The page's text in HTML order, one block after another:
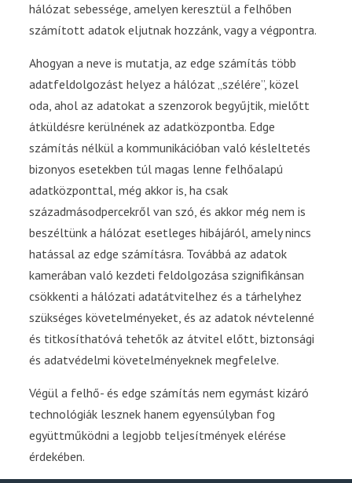
hálózat sebessége, amelyen keresztül a felhőben
számított adatok eljutnak hozzánk, vagy a végpontra.
Ahogyan a neve is mutatja, az edge számítás több
adatfeldolgozást helyez a hálózat „szélére”, közel
oda, ahol az adatokat a szenzorok begyűjtik, mielőtt
átküldésre kerülnének az adatközpontba. Edge
számítás nélkül a kommunikációban való késleltetés
bizonyos esetekben túl magas lenne felhőalapú
adatközponttal, még akkor is, ha csak
századmásodpercekről van szó, és akkor még nem is
beszéltünk a hálózat esetleges hibájáról, amely nincs
hatással az edge számításra. Továbbá az adatok
kamerában való kezdeti feldolgozása szignifikánsan
csökkenti a hálózati adatátvitelhez és a tárhelyhez
szükséges követelményeket, és az adatok névtelenné
és titkosíthatóvá tehetők az átvitel előtt, biztonsági
és adatvédelmi követelményeknek megfelelve.
Végül a felhő- és edge számítás nem egymást kizáró
technológiák lesznek hanem egyensúlyban fog
együttműködni a legjobb teljesítmények elérése
érdekében.